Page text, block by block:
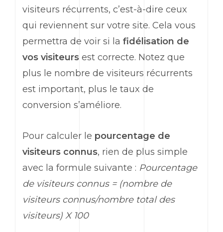
visiteurs récurrents, c’est-à-dire ceux
qui reviennent sur votre site. Cela vous
permettra de voir si la fidélisation de
vos visiteurs est correcte. Notez que
plus le nombre de visiteurs récurrents
est important, plus le taux de
conversion s’améliore.
Pour calculer le pourcentage de
visiteurs connus, rien de plus simple
avec la formule suivante : Pourcentage
de visiteurs connus = (nombre de
visiteurs connus/nombre total des
visiteurs) X 100